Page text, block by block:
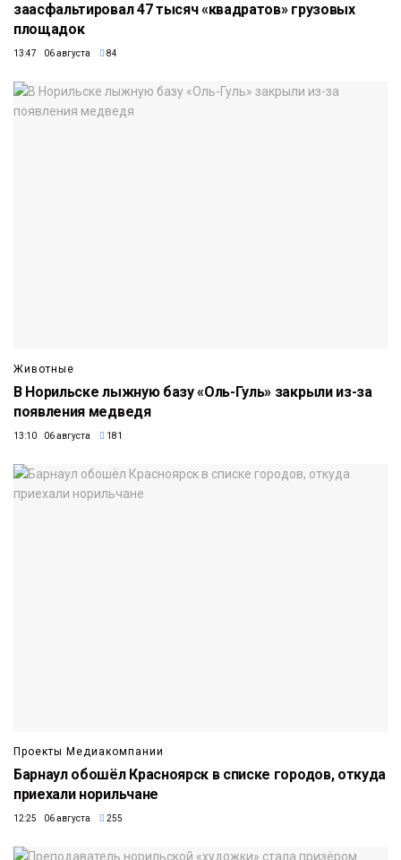
заасфальтировал 47 тысяч «квадратов» грузовых
площадок
13:47 06 августа 84
Животные
В Норильске лыжную базу «Оль-Гуль» закрыли из-за
появления медведя
13:10 06 августа 181
Проекты Медиакомпании
Барнаул обошёл Красноярск в списке городов, откуда
приехали норильчане
12:25 06 августа 255